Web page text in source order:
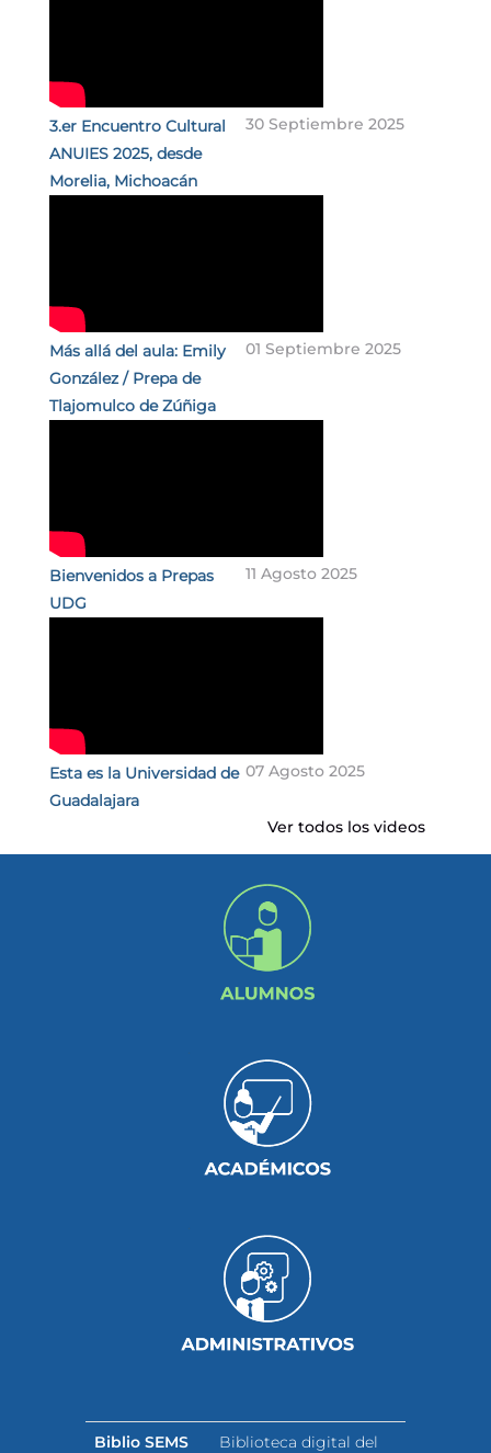
3.er Encuentro Cultural
ANUIES 2025, desde
Morelia, Michoacán
30 Septiembre 2025
Más allá del aula: Emily
González / Prepa de
Tlajomulco de Zúñiga
01 Septiembre 2025
Bienvenidos a Prepas
UDG
11 Agosto 2025
Esta es la Universidad de
Guadalajara
07 Agosto 2025
Ver todos los videos
Biblio SEMS Biblioteca digital del